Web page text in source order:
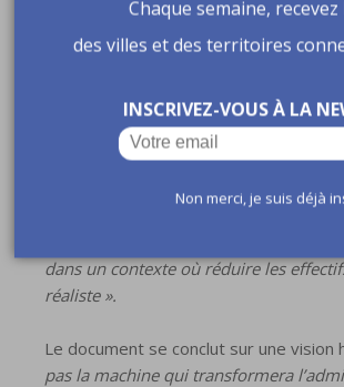
Autre point de vigilance : l’équation
stabilisés. Licences, coûts d’usage
puissance de calcul : les premières
entre ce qui est promis et ce qui est
Nos échanges avec les éditeurs et les
confirment : il y a un décalage entre
dans un contexte où réduire les
réaliste ».
Le document se conclut sur une vision
pas la machine qui transformera
Chaque semaine,
des villes et des territoires
INSCRIVEZ-VOUS À LA
Non merci, je suis déjà